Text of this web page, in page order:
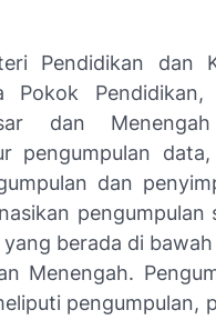
Pendidikan dan
Pendidikan,
dan
pengumpulan data,
dan
pengumpulan
berada di
Menengah.
pengumpulan,